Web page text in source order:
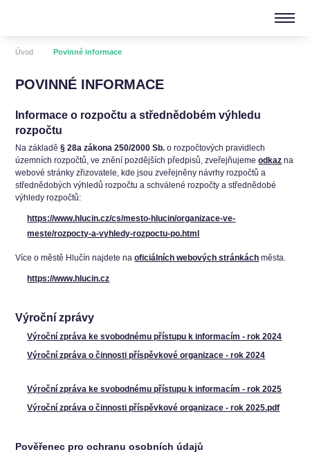
Úvod Povinné informace
POVINNÉ INFORMACE
Informace o rozpočtu a střednědobém výhledu
rozpočtu
Na základě§ 28a zákona 250/2000 Sb. o rozpočtových pravidlech
územních rozpočtů, ve znění pozdějších předpisů, zveřejňujemeodkaz na
webové stránky zřizovatele, kde jsou zveřejněny návrhy rozpočtů a
střednědobých výhledů rozpočtu a schválené rozpočty a střednědobé
výhledy rozpočtů:
https://www.hlucin.cz/cs/mesto-hlucin/organizace-ve-
meste/rozpocty-a-vyhledy-rozpoctu-po.html
Více o městě Hlučín najdete naoficiálních webových stránkách města.
https://www.hlucin.cz
Výroční zprávy
Výroční zpráva ke svobodnému přístupu k informacím - rok 2024
Výroční zpráva o činnosti příspěvkové organizace - rok 2024
Výroční zpráva ke svobodnému přístupu k informacím - rok 2025
Výroční zpráva o činnosti příspěvkové organizace - rok 2025.pdf
Pověřenec pro ochranu osobních údajů